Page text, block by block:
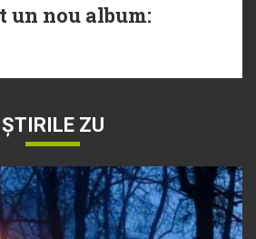
un nou album:
ȘTIRILE ZU